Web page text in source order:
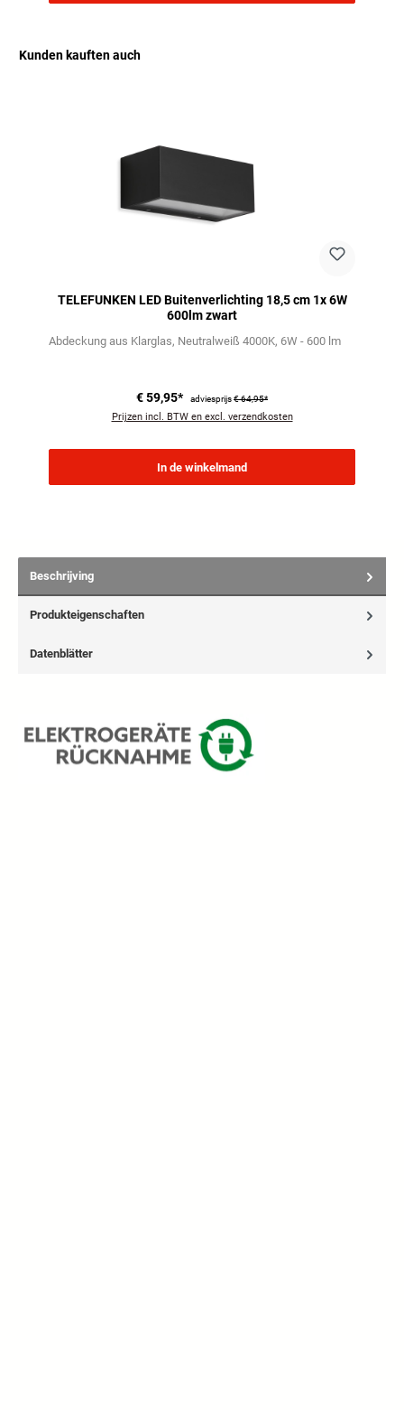
Kunden kauften auch
TELEFUNKEN LED Buitenverlichting 18,5 cm 1x 6W
600lm zwart
Abdeckung aus Klarglas Neutralweiß 4000K 6W - 600 lm
€ 59,95* adviesprijs€ 64,95*
Prijzen incl. BTW en excl. verzendkosten
In de winkelmand
Beschrijving
Produkteigenschaften
Datenblätter